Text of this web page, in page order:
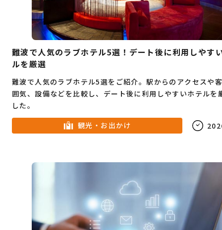
難波で人気のラブホテル5選！デート後に利用しやす
ルを厳選
難波で人気のラブホテル5選をご紹介。駅からのアクセスや
囲気、設備などを比較し、デート後に利用しやすいホテルを
した。
観光・お出かけ